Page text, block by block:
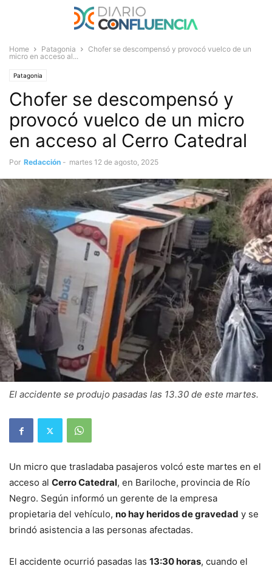
Home Patagonia
Chofer se descompensó y provocó vuelco de un
micro en acceso al...
Patagonia
Chofer se descompensó y
provocó vuelco de un micro
en acceso al Cerro Catedral
Por Redacción - martes 12 de agosto, 2025
El accidente se produjo pasadas las 13.30 de este martes.
Un micro que trasladaba pasajeros volcó este martes en el
acceso al Cerro Catedral, en Bariloche, provincia de Río
Negro. Según informó un gerente de la empresa
propietaria del vehículo, no hay heridos de gravedad y se
brindó asistencia a las personas afectadas.
El accidente ocurrió pasadas las 13:30 horas, cuando el